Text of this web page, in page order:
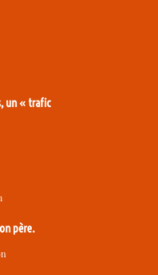
un « trafic
père.